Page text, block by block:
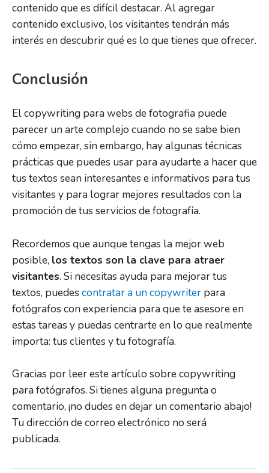
contenido que es difícil destacar. Al agregar
contenido exclusivo, los visitantes tendrán más
interés en descubrir qué es lo que tienes que ofrecer.
Conclusión
El copywriting para webs de fotografia puede
parecer un arte complejo cuando no se sabe bien
cómo empezar, sin embargo, hay algunas técnicas
prácticas que puedes usar para ayudarte a hacer que
tus textos sean interesantes e informativos para tus
visitantes y para lograr mejores resultados con la
promoción de tus servicios de fotografía.
Recordemos que aunque tengas la mejor web
posible, los textos son la clave para atraer
visitantes. Si necesitas ayuda para mejorar tus
textos, puedes contratar a un copywriter para
fotógrafos con experiencia para que te asesore en
estas tareas y puedas centrarte en lo que realmente
importa: tus clientes y tu fotografía.
Gracias por leer este artículo sobre copywriting
para fotógrafos. Si tienes alguna pregunta o
comentario, ¡no dudes en dejar un comentario abajo!
Tu dirección de correo electrónico no será
publicada.